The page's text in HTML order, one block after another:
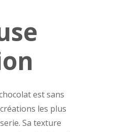
est sans
les plus
Sa texture